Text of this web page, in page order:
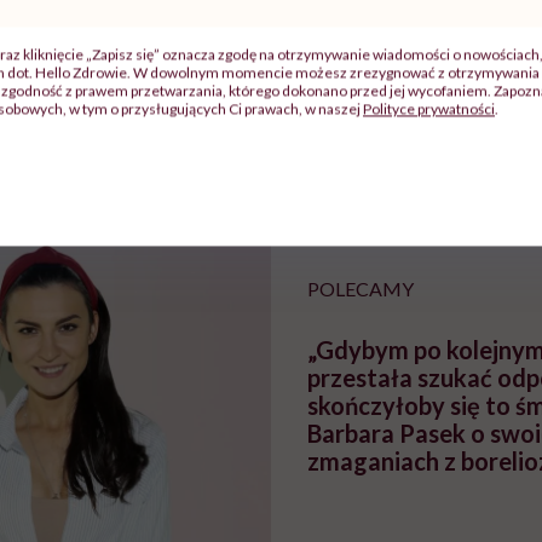
Wkrótce nowa
Instrukcja". Tym
atakach paniki.
POLECAMY
„Gdybym po
przestała szukać
skończyłoby się to
Barbara Pasek o
zmaganiach z
kliknięcie „Zapisz się” oznacza zgodę na otrzymywanie wiadomości o
dot. Hello Zdrowie. W dowolnym momencie możesz zrezygnować z
zgodność z prawem przetwarzania, którego dokonano przed jej wycofaniem.
w tym o przysługujących Ci prawach, w naszejPolityce prywatności.